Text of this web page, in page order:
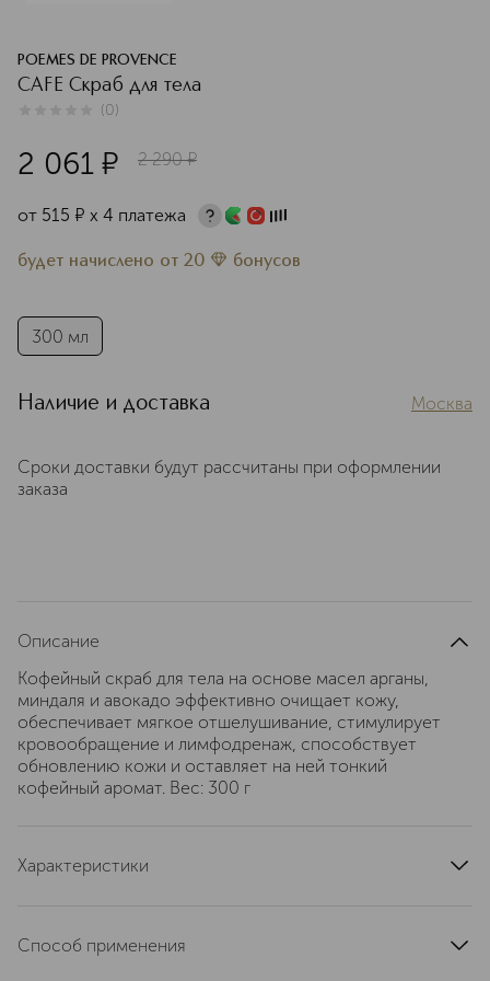
POEMES DE PROVENCE
CAFE Скраб для тела
(0)
2 061 ¤ 2 290 ¤
от 515 ¤ х 4 платежа
будет начислено от 20 бонусов
300 мл
Наличие и доставка Москва
Сроки доставки будут рассчитаны при оформлении
заказа
Описание
Кофейный скраб для тела на основе масел арганы,
миндаля и авокадо эффективно очищает кожу,
обеспечивает мягкое отшелушивание, стимулирует
кровообращение и лимфодренаж, способствует
обновлению кожи и оставляет на ней тонкий
кофейный аромат. Вес: 300 г
Характеристики
Способ применения